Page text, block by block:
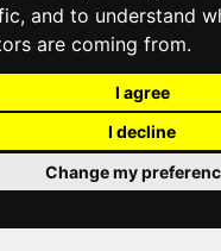
and to understand
are coming from.
I agree
I decline
Change my
Autonoma Friuli Venezia Giulia
change cookies
cookie mappa